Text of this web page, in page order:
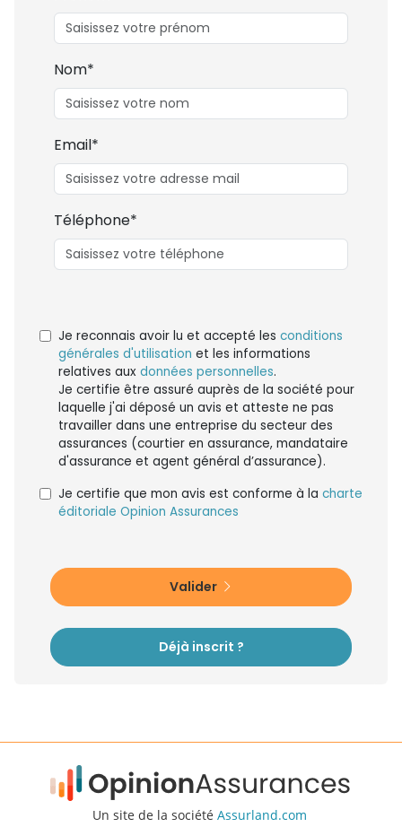
Nom*
Email*
Téléphone*
Je reconnais avoir lu et accepté les conditions
générales d'utilisation et les informations
relatives aux données personnelles.
Je certifie être assuré auprès de la société pour
laquelle j'ai déposé un avis et atteste ne pas
travailler dans une entreprise du secteur des
assurances (courtier en assurance, mandataire
d'assurance et agent général d’assurance).
Je certifie que mon avis est conforme à la charte
éditoriale Opinion Assurances
Valider
Déjà inscrit ?
Un site de la société Assurland.com